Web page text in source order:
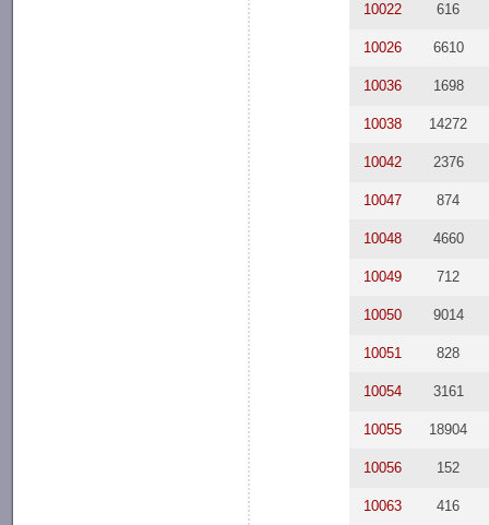
10022 616
10026 6610
10036 1698
10038 14272
10042 2376
10047 874
10048 4660
10049 712
10050 9014
10051 828
10054 3161
10055 18904
10056 152
10063 416